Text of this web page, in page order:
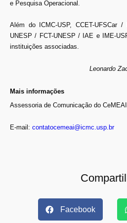
e Pesquisa Operacional.
Além do ICMC-USP, CCET-UFSCar
UNESP / FCT-UNESP / IAE e IME-
instituições associadas.
Leonardo
Mais informações
Assessoria de Comunicação do
E-mail: contatocemeai@icmc.usp.br
Facebook